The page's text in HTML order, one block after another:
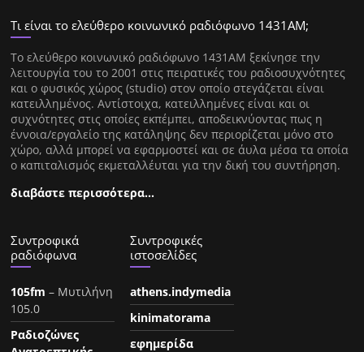
Τι είναι το ελεύθερο κοινωνικό ραδιόφωνο 1431ΑΜ;
Tο ελεύθερο κοινωνικό ραδιόφωνο 1431AM ξεκίνησε την
λειτουργία του το 2001 στις πειρατικές του ραδιοσυχνότητες
και ο φυσικός χώρος (studio) στον οποίο στεγάζεται είναι
κατειλλημένος. Αντίστοιχα, κατειλλημένες είναι και οι
συχνότητες στις οποίες εκπέμπει, αποδεικνύοντας πως η
έννοια/εργαλείο της κατάληψης δεν περιορίζεται μόνο στο
χώρο, αλλά μπορεί να εφαρμοστεί και σε άυλα μέσα τα οποία
ο καπιταλισμός εκμεταλλέυται για την δική του συντήρηση.
διαβάστε περισσότερα…
Συντροφικά
ραδιόφωνα
105fm – Μυτιλήνη
105.0
Ραδιοζώνες
Συντροφικές
ιστοσελίδες
athens.indymedia
kinimatorama
εφημερίδα